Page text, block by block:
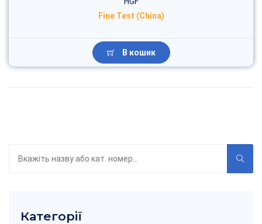
Fine Test (China)
В кошик
Категорії